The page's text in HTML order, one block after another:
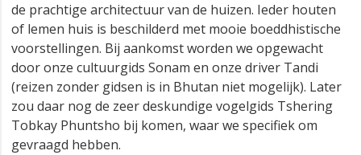
de prachtige architectuur van de huizen. Ieder houten
of lemen huis is beschilderd met mooie boeddhistische
voorstellingen. Bij aankomst worden we opgewacht
door onze cultuurgids Sonam en onze driver Tandi
(reizen zonder gidsen is in Bhutan niet mogelijk). Later
zou daar nog de zeer deskundige vogelgids Tshering
Tobkay Phuntsho bij komen, waar we specifiek om
gevraagd hebben.